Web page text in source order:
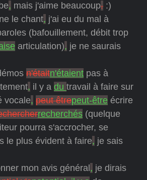
, mais j'aime beaucoup. :)
le chant, j'ai eu du mal à
(bafouillement, débit trop
articulation), je ne saurais
n'étaitn'étaient pas à
, il y a du travail à faire sur
vocale, peut êtrepeut-être écrire
recherchés (quelque
pourra s'accrocher, se
le plus évident à faire, je sais
mon avis général , je dirais